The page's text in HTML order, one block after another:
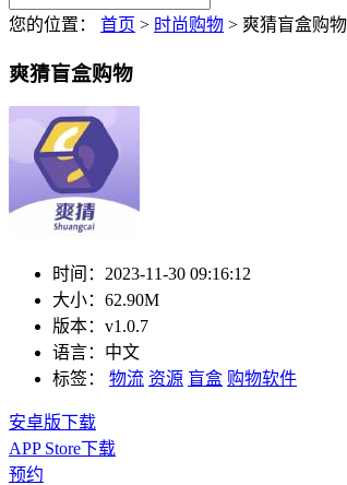
您的位置： 首页 > 时尚购物 > 爽猜盲盒购物
爽猜盲盒购物
时间： 2023-11-30 09:16:12
大小： 62.90M
版本： v1.0.7
语言： 中文
标签：
物流 资源 盲盒 购物软件
安卓版下载
APP Store下载
预约